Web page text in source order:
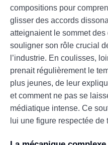
compositions pour
glisser des accords
atteignaient le sommet
souligner son rôle crucial
l’industrie. En coulisses,
prenait régulièrement le
plus jeunes, de leur
et comment ne pas se
médiatique intense. Ce
lui une figure respectée de